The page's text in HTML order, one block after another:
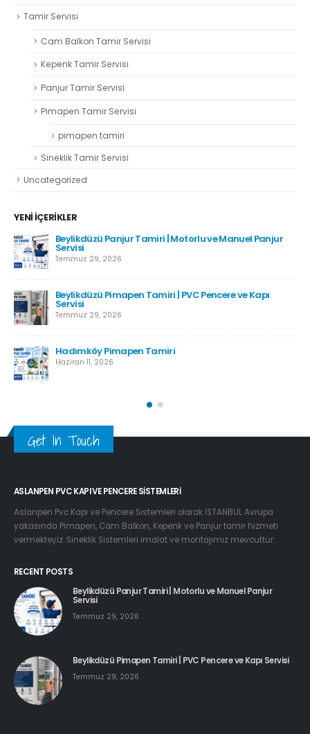
Tamir Servisi
Cam Balkon Tamir Servisi
Kepenk Tamir Servisi
Panjur Tamir Servisi
Pimapen Tamir Servisi
pimapen tamiri
Sineklik Tamir Servisi
Uncategorized
YENI İÇERIKLER
Beylikdüzü Panjur Tamiri | Motorlu ve Manuel Panjur
Servisi
Temmuz 29, 2026
Beylikdüzü Pimapen Tamiri | PVC Pencere ve Kapı
Servisi
Temmuz 29, 2026
Hadımköy Pimapen Tamiri
Haziran 11, 2026
Get In Touch
ASLANPEN PVC KAPI VE PENCERE SISTEMLERI
Aslanpen Pvc Kapı ve Pencere Sistemleri olarak İSTANBUL Avrupa
yakasında Pimapen, Cam Balkon, Kepenk ve Panjur tamir hizmeti
vermekteyiz. Sineklik Sistemleri imalat ve montajımız mevcuttur.
RECENT POSTS
Beylikdüzü Panjur Tamiri | Motorlu ve Manuel Panjur
Servisi
Temmuz 29, 2026
Beylikdüzü Pimapen Tamiri | PVC Pencere ve Kapı Servisi
Temmuz 29, 2026